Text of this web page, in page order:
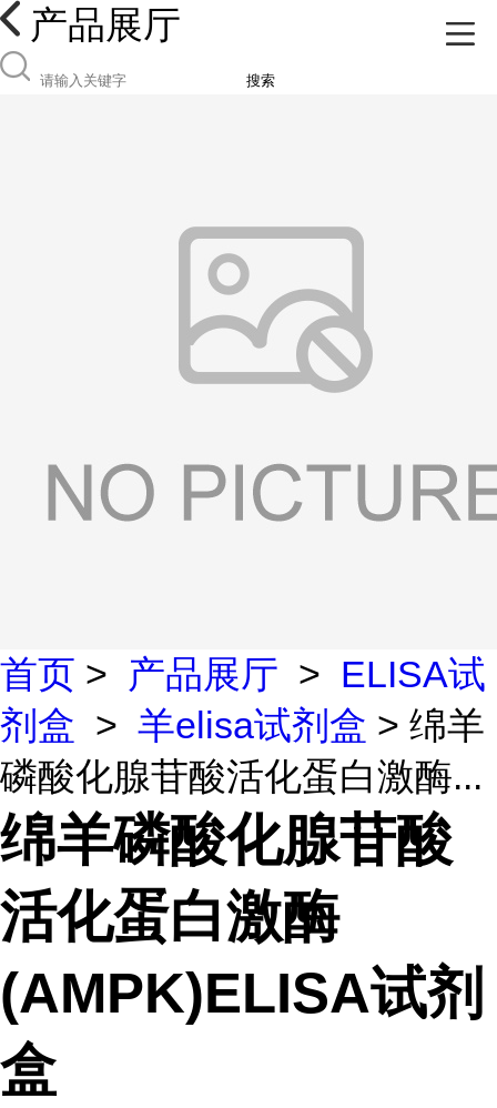
产品展厅
搜索
首页 > 产品展厅 > ELISA试
剂盒 > 羊elisa试剂盒 > 绵羊
磷酸化腺苷酸活化蛋白激酶...
绵羊磷酸化腺苷酸
活化蛋白激酶
(AMPK)ELISA试剂
盒